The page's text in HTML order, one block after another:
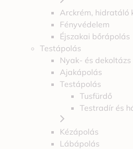
Arckrém, hidratáló
Fényvédelem
Éjszakai bőrápolás
Testápolás
Nyak- és dekoltázs
Ajakápolás
Testápolás
Tusfürdő
Testradír és
Kézápolás
Lábápolás